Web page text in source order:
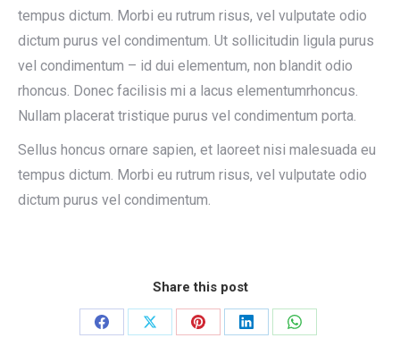
tempus dictum. Morbi eu rutrum risus, vel vulputate odio
dictum purus vel condimentum. Ut sollicitudin ligula purus
vel condimentum – id dui elementum, non blandit odio
rhoncus. Donec facilisis mi a lacus elementumrhoncus.
Nullam placerat tristique purus vel condimentum porta.
Sellus honcus ornare sapien, et laoreet nisi malesuada eu
tempus dictum. Morbi eu rutrum risus, vel vulputate odio
dictum purus vel condimentum.
Share this post
Share
Share
Share
Share
Share